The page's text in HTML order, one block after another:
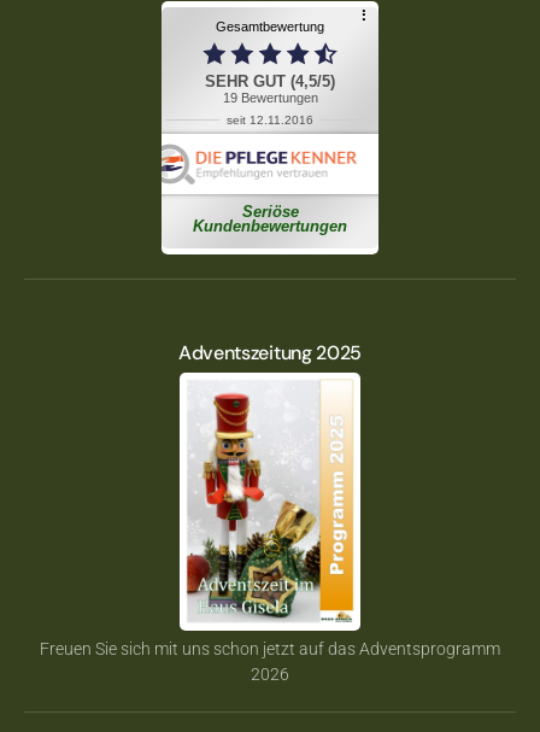
Adventszeitung 2025
Freuen Sie sich mit uns schon jetzt auf das Adventsprogramm
2026